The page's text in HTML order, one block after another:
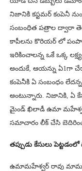
నిజానికి కస్టమర్ కంపెనీ
సంబంధిత పత్రాల ద్వారా
కాపీలను కొరియర్ లో
ఇరికించాలన్న ఒకే ఒక్క
అందుకే, ఆయన్ను ఏ1గా
కంపెనీకి ఏ సంబంధం
అంటున్నారు. నిజానికి,
మైండ్ ఖిలాడీ ఉమా
సమాచారం లీక్ చేసి
తప్పుడు కేసులు పెట్టడంలో
ఉమామహేశ్వర్ రావు